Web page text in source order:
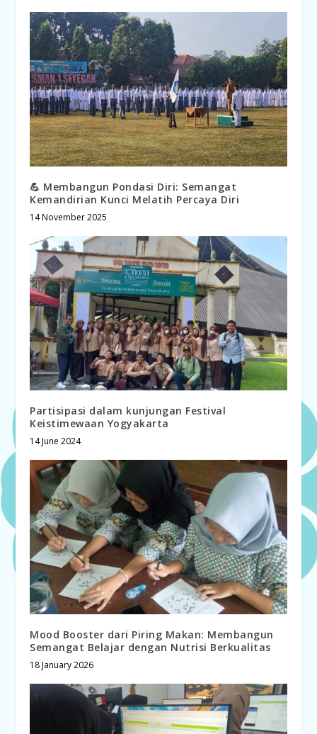
💪 Membangun Pondasi Diri: Semangat
Kemandirian Kunci Melatih Percaya Diri
14 November 2025
Partisipasi dalam kunjungan Festival
Keistimewaan Yogyakarta
14 June 2024
Mood Booster dari Piring Makan: Membangun
Semangat Belajar dengan Nutrisi Berkualitas
18 January 2026